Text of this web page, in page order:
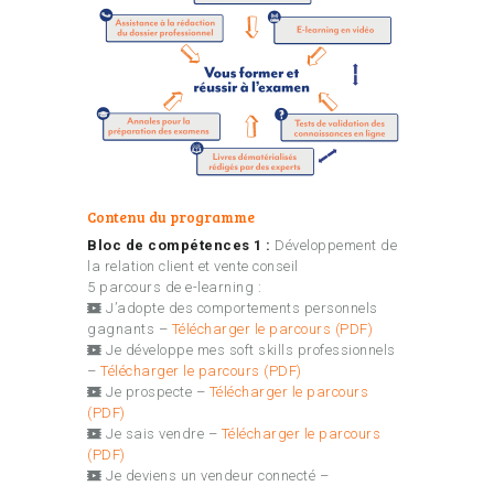
Contenu du programme
Bloc de compétences 1 : Développement de
la relation client et vente conseil
5 parcours de e-learning :
J’adopte des comportements personnels
gagnants – Télécharger le parcours (PDF)
Je développe mes soft skills professionnels
– Télécharger le parcours (PDF)
Je prospecte – Télécharger le parcours
(PDF)
Je sais vendre – Télécharger le parcours
(PDF)
Je deviens un vendeur connecté –